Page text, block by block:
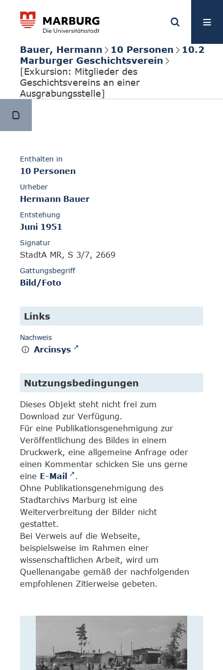
Bauer, Hermann 10 Personen
10.2
Marburger Geschichtsverein
[Exkursion: Mitglieder des
Geschichtsvereins an einer
Ausgrabungsstelle]
Enthalten in
10 Personen
Urheber
Hermann Bauer
Entstehung
Juni 1951
Signatur
StadtA MR, S 3/7, 2669
Gattungsbegriff
Bild/Foto
Links
Nachweis
Arcinsys
Nutzungsbedingungen
Dieses Objekt steht nicht frei zum
Download zur Verfügung.
Für eine Publikationsgenehmigung zur
Veröffentlichung des Bildes in einem
Druckwerk, eine allgemeine Anfrage oder
einen Kommentar schicken Sie uns gerne
eine E-Mail
.
Ohne Publikationsgenehmigung des
Stadtarchivs Marburg ist eine
Weiterverbreitung der Bilder nicht
gestattet.
Bei Verweis auf die Webseite,
beispielsweise im Rahmen einer
wissenschaftlichen Arbeit, wird um
Quellenangabe gemäß der nachfolgenden
empfohlenen Zitierweise gebeten.